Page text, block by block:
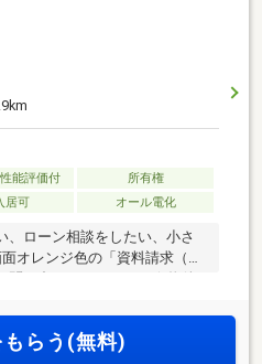
能評価付
所有権
居可 オール電化
、ローン相談をしたい、小さ
オレンジ色の「資料請求（無
ール電化♪・土間収納＋各居室
♪☆周辺ロケーション☆宮郷小
もらう(無料)